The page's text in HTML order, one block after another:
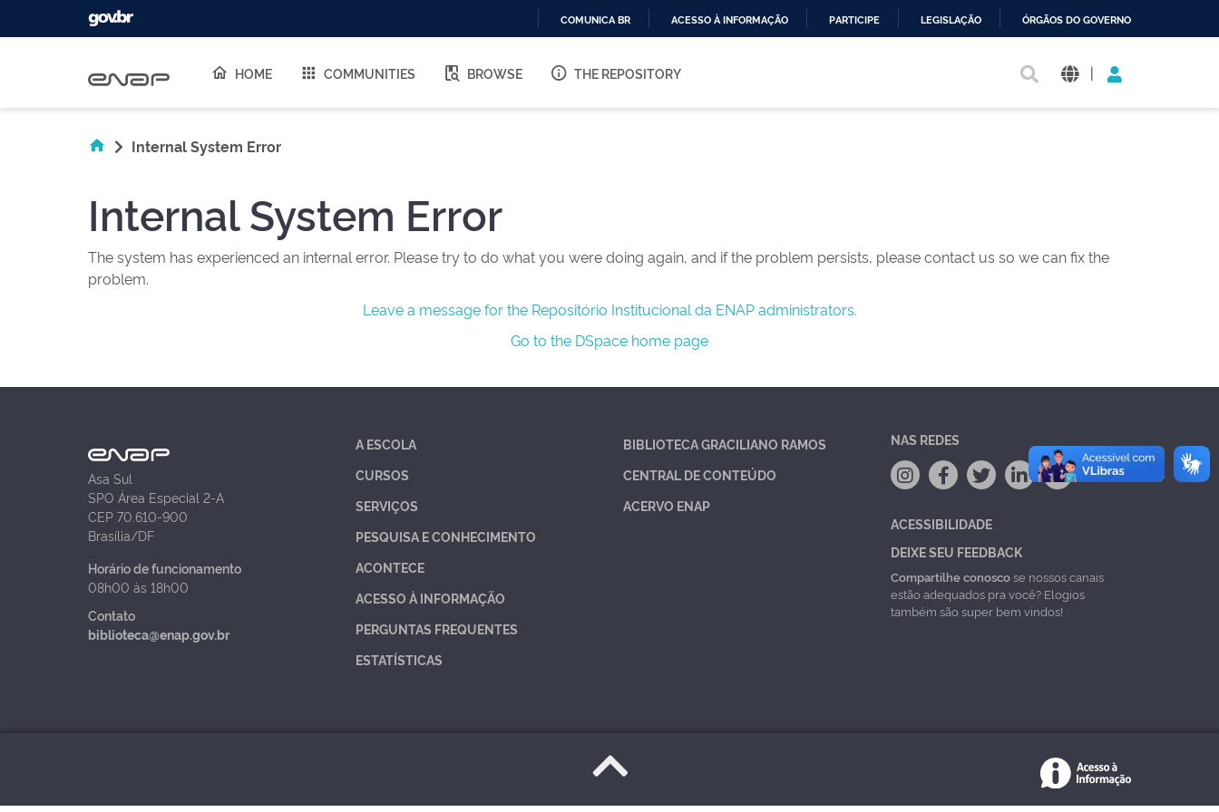
O
COMUNICA BR ACESSO À INFORMAÇÃO PARTICIPE LEGISLAÇÃO ÓRGÃOS DO GOVERNO
HOME COMMUNITIES BROWSE THE REPOSITORY |
Internal System Error
Internal System Error
The system has experienced an internal error. Please try to do what you were doing again, and if the problem persists, please contact us so we can fix the
problem.
Leave a message for the Repositório Institucional da ENAP administrators.
Go to the DSpace home page
Asa Sul
SPO Área Especial 2-A
CEP 70.610-900
Brasília/DF
Horário de funcionamento
08h00 às 18h00
Contato
biblioteca@enap.gov.br
A ESCOLA
CURSOS
SERVIÇOS
PESQUISA E CONHECIMENTO
ACONTECE
ACESSO À INFORMAÇÃO
PERGUNTAS FREQUENTES
ESTATÍSTICAS
BIBLIOTECA GRACILIANO RAMOS
CENTRAL DE CONTEÚDO
ACERVO ENAP
NAS REDES
ACESSIBILIDADE
DEIXE SEU FEEDBACK
Compartilhe conoscose nossos canais
estão adequados pra você? Elogios
também são super bem vindos!